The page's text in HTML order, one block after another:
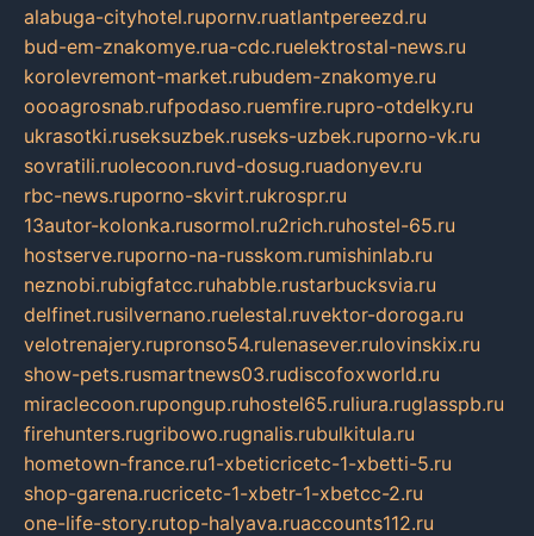
alabuga-cityhotel.rupornv.ruatlantpereezd.ru
bud-em-znakomye.rua-cdc.ruelektrostal-news.ru
korolevremont-market.rubudem-znakomye.ru
oooagrosnab.rufpodaso.ruemfire.rupro-otdelky.ru
ukrasotki.ruseksuzbek.ruseks-uzbek.ruporno-vk.ru
sovratili.ruolecoon.ruvd-dosug.ruadonyev.ru
rbc-news.ruporno-skvirt.rukrospr.ru
13autor-kolonka.rusormol.ru2rich.ruhostel-65.ru
hostserve.ruporno-na-russkom.rumishinlab.ru
neznobi.rubigfatcc.ruhabble.rustarbucksvia.ru
delfinet.rusilvernano.ruelestal.ruvektor-doroga.ru
velotrenajery.rupronso54.rulenasever.rulovinskix.ru
show-pets.rusmartnews03.rudiscofoxworld.ru
miraclecoon.rupongup.ruhostel65.ruliura.ruglasspb.ru
firehunters.rugribowo.rugnalis.rubulkitula.ru
hometown-france.ru1-xbeticricetc-1-xbetti-5.ru
shop-garena.rucricetc-1-xbetr-1-xbetcc-2.ru
one-life-story.rutop-halyava.ruaccounts112.ru